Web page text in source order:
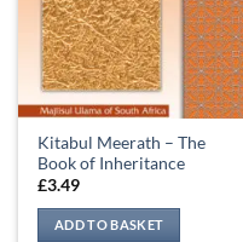
Kitabul Meerath – The
Book of Inheritance
£3.49
ADD TO BASKET